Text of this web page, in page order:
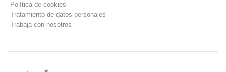
Política de cookies
Tratamiento de datos personales
Trabaja con nosotros